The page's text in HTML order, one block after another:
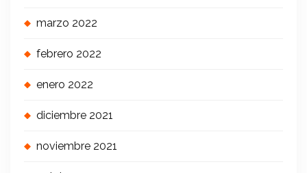
marzo 2022
febrero 2022
enero 2022
diciembre 2021
noviembre 2021